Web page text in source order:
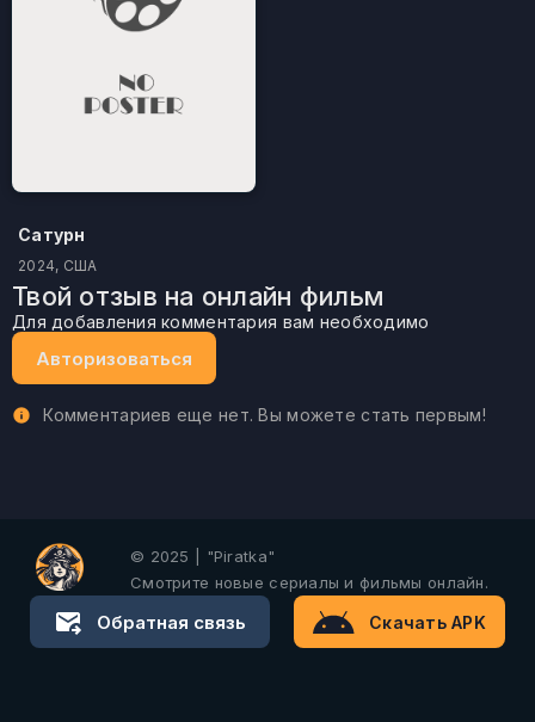
Сатурн
2024, США
Твой отзыв на онлайн фильм
Для добавления комментария вам необходимо
Авторизоваться
Комментариев еще нет. Вы можете стать первым!
© 2025 | "Piratka"
Смотрите новые сериалы и фильмы онлайн.
Обратная связь Скачать APK